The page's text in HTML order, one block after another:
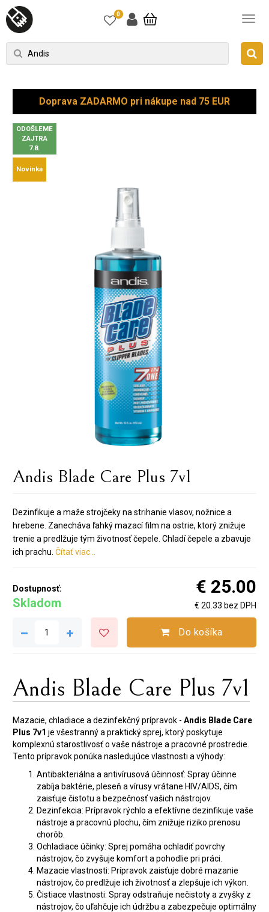
0
Doprava ZADARMO pri nákupe nad 75 EUR
ODOŠLEME
ZAJTRA
7.8.
Novinka
Andis Blade Care Plus 7v1
Dezinfikuje a maže strojčeky na strihanie vlasov, nožnice a
hrebene. Zanecháva ľahký mazací film na ostrie, ktorý znižuje
trenie a predlžuje tým životnosť čepele. Chladí čepele a zbavuje
ich prachu. Čítať viac ..
Dostupnosť:
Skladom
€ 25.00
€ 20.33 bez DPH
Do košíka
Andis Blade Care Plus 7v1
Mazacie, chladiace a dezinfekčný prípravok - Andis Blade Care
Plus 7v1 je všestranný a praktický sprej, ktorý poskytuje
komplexnú starostlivosť o vaše nástroje a pracovné prostredie.
Tento prípravok ponúka nasledujúce vlastnosti a výhody:
Antibakteriálna a antivírusová účinnosť: Spray účinne
zabíja baktérie, pleseň a vírusy vrátane HIV/AIDS, čím
zaisťuje čistotu a bezpečnosť vašich nástrojov.
Dezinfekcia: Prípravok rýchlo a efektívne dezinfikuje vaše
nástroje a pracovnú plochu, čím znižuje riziko prenosu
chorôb.
Ochladiace účinky: Sprej pomáha ochladiť povrchy
nástrojov, čo zvyšuje komfort a pohodlie pri práci.
Mazacie vlastnosti: Prípravok zaisťuje dobré mazanie
nástrojov, čo predlžuje ich životnosť a zlepšuje ich výkon.
Čistiace vlastnosti: Spray odstraňuje nečistoty a zvyšky z
nástrojov, čo uľahčuje ich údržbu a zabezpečuje optimálny